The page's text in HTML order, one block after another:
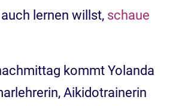
lernen willst, schaue
kommt Yolanda
Aikidotrainerin